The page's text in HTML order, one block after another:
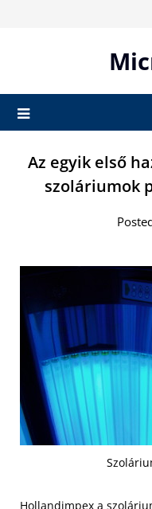
Az egyik első
szoláriumok
Hollandimpex a